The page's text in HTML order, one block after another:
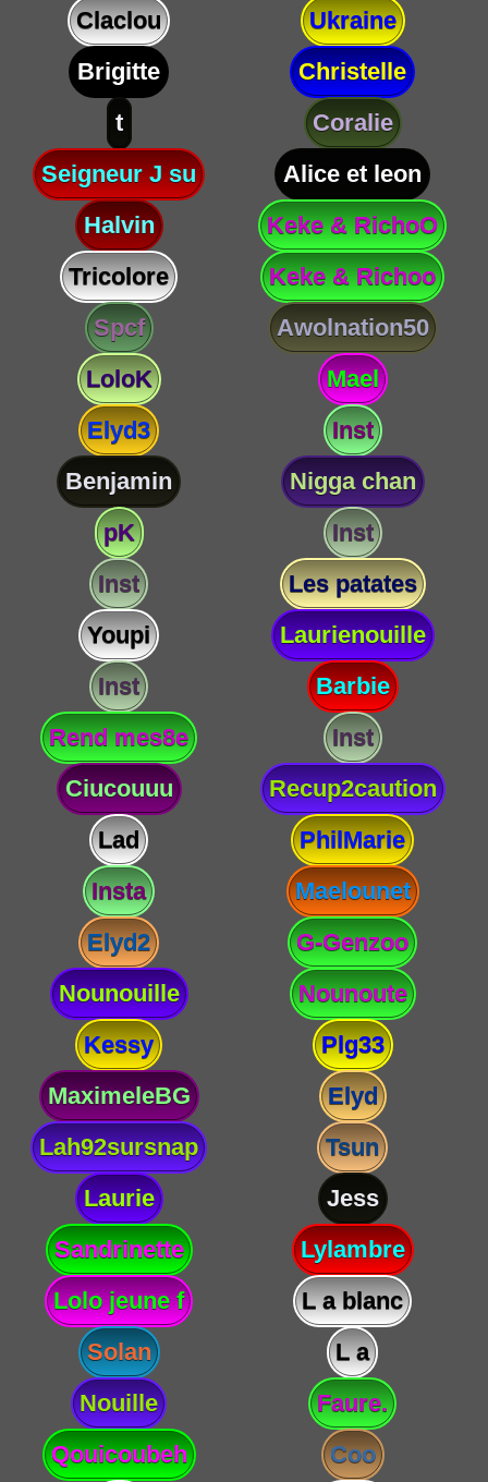
Claclou
Ukraine
Brigitte
Christelle
t
Coralie
Seigneur J su
Alice et leon
Halvin
Keke & RichoO
Tricolore
Keke & Richoo
Spcf
Awolnation50
LoloK
Mael
Elyd3
Inst
Benjamin
Nigga chan
pK
Inst
Inst
Les patates
Youpi
Laurienouille
Inst
Barbie
Rend mes8e
Inst
Ciucouuu
Recup2caution
Lad
PhilMarie
Insta
Maelounet
Elyd2
G-Genzoo
Nounouille
Nounoute
Kessy
Plg33
MaximeleBG
Elyd
Lah92sursnap
Tsun
Laurie
Jess
Sandrinette
Lylambre
Lolo jeune f
L a blanc
Solan
L a
Nouille
Faure.
Qouicoubeh
Coo